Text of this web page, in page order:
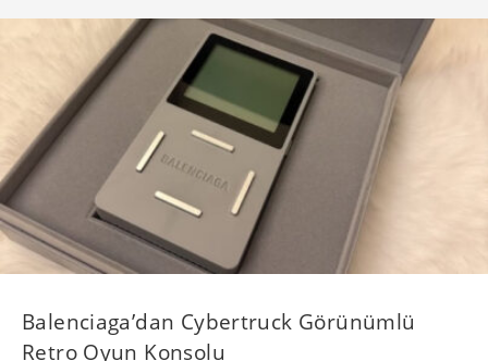
Balenciaga’dan Cybertruck Görünümlü
Retro Oyun Konsolu